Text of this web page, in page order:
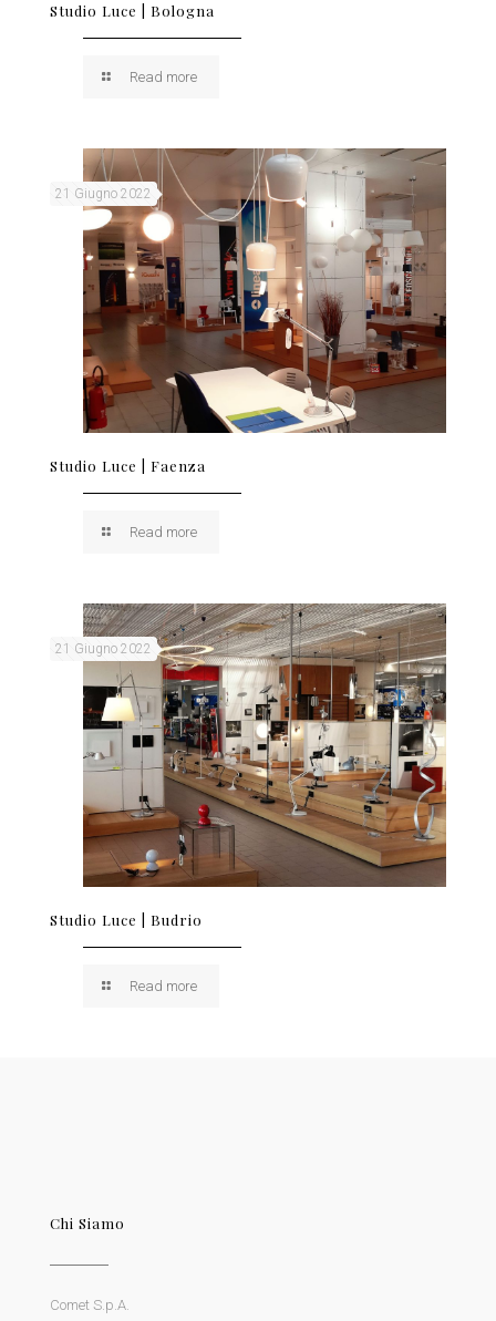
Studio Luce | Bologna
Read more
21 Giugno 2022
Studio Luce | Faenza
Read more
21 Giugno 2022
Studio Luce | Budrio
Read more
Chi Siamo
Comet S.p.A.